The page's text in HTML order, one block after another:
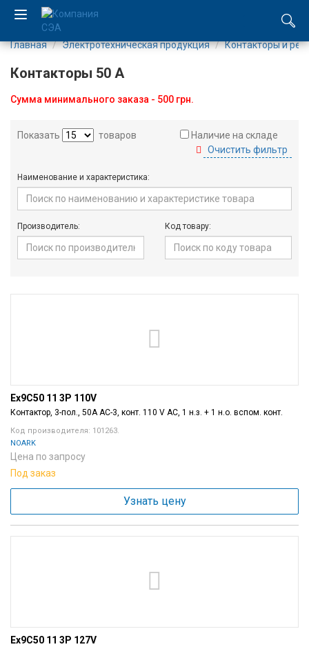
Производство
Услуги
Новости
Вакансии
Контакты
Тех.
Блог
Главная Электротехническая продукция Контакторы и
Контакторы 50 А
Сумма минимального заказа - 500 грн.
Показать товаров
Наличие на складе
Очистить фильтр
Наименование и характеристика:
Производитель: Код товару:
Ex9C50 11 3P 110V
Контактор, 3-пол., 50A AC-3, конт. 110 V AC, 1 н.з. + 1 н.о. вспом. конт.
Код производителя: 101263.
NOARK
Цена по запросу
Под заказ
Узнать цену
Ex9C50 11 3P 127V